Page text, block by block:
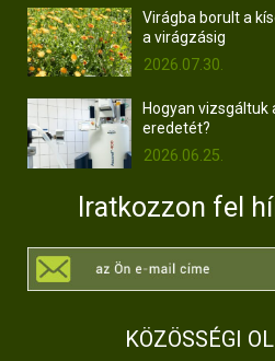
Virágba borult a
a virágzásig
2026.07.30.
Hogyan
eredetét?
2026.06.25.
Iratkozzon fel
KÖZÖSSÉGI